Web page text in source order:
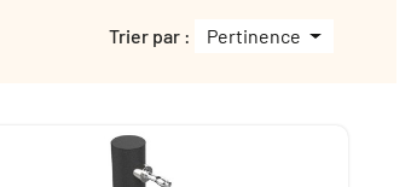
Trier par : Pertinence